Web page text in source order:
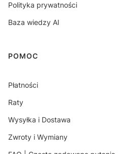
Polityka prywatności
Baza wiedzy AI
POMOC
Płatności
Raty
Wysyłka i Dostawa
Zwroty i Wymiany